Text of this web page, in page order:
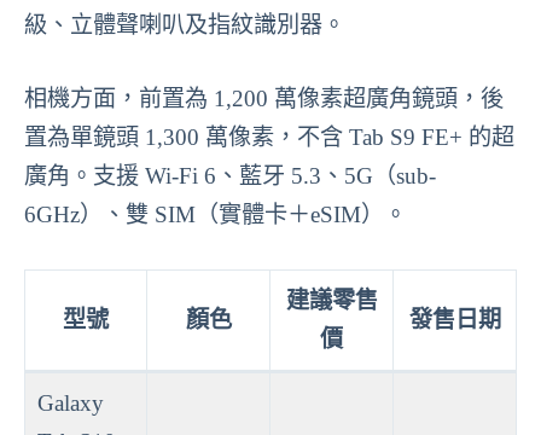
級、立體聲喇叭及指紋識別器。
相機方面，前置為 1,200 萬像素超廣角鏡頭，後
置為單鏡頭 1,300 萬像素，不含 Tab S9 FE+ 的超
廣角。支援 Wi-Fi 6、藍牙 5.3、5G（sub-
6GHz）、雙 SIM（實體卡＋eSIM）。
型號 顏色
建議零售
價
發售日期
Galaxy